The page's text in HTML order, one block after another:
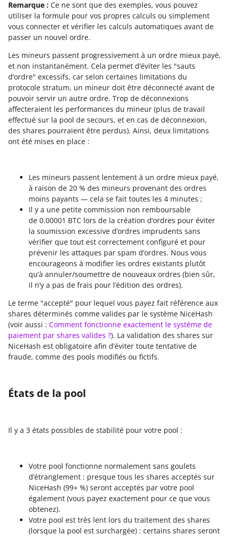
Remarque : Ce ne sont que des exemples, vous pouvez
utiliser la formule pour vos propres calculs ou simplement
vous connecter et vérifier les calculs automatiques avant de
passer un nouvel ordre.
Les mineurs passent progressivement à un ordre mieux payé,
et non instantanément. Cela permet d’éviter les "sauts
d’ordre" excessifs, car selon certaines limitations du
protocole stratum, un mineur doit être déconnecté avant de
pouvoir servir un autre ordre. Trop de déconnexions
affecteraient les performances du mineur (plus de travail
effectué sur la pool de secours, et en cas de déconnexion,
des shares pourraient être perdus). Ainsi, deux limitations
ont été mises en place :
Les mineurs passent lentement à un ordre mieux payé,
à raison de 20 % des mineurs provenant des ordres
moins payants — cela se fait toutes les 4 minutes ;
Il y a une petite commission non remboursable
de 0.00001 BTC lors de la création d’ordres pour éviter
la soumission excessive d’ordres imprudents sans
vérifier que tout est correctement configuré et pour
prévenir les attaques par spam d’ordres. Nous vous
encourageons à modifier les ordres existants plutôt
qu’à annuler/soumettre de nouveaux ordres (bien sûr,
il n’y a pas de frais pour l’édition des ordres).
Le terme "accepté" pour lequel vous payez fait référence aux
shares déterminés comme valides par le système NiceHash
(voir aussi : Comment fonctionne exactement le système de
paiement par shares valides ?). La validation des shares sur
NiceHash est obligatoire afin d’éviter toute tentative de
fraude, comme des pools modifiés ou fictifs.
États de la pool
Il y a 3 états possibles de stabilité pour votre pool :
Votre pool fonctionne normalement sans goulets
d’étranglement : presque tous les shares acceptés sur
NiceHash (99+ %) seront acceptés par votre pool
également (vous payez exactement pour ce que vous
obtenez).
Votre pool est très lent lors du traitement des shares
(lorsque la pool est surchargée) : certains shares seront